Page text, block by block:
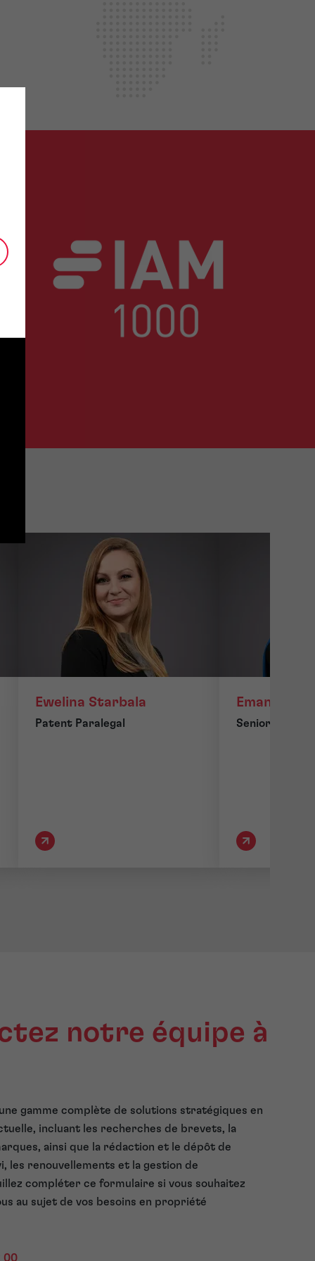
en matière de brevets
IAM 1000 2026
Ewelina Starbala
Patent Paralegal
Emanuela
Senior Patent
notre équipe à
gamme complète de solutions stratégiques en
incluant les recherches de brevets, la
ainsi que la rédaction et le dépôt de
les renouvellements et la gestion de
compléter ce formulaire si vous souhaitez
au sujet de vos besoins en propriété
00